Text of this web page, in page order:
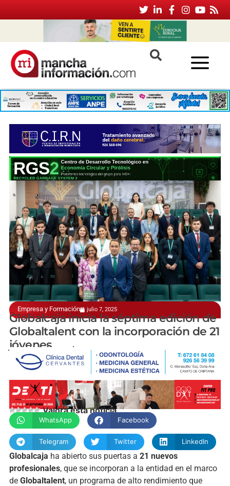
Empresa y Formación julio 7, 2025
Programa de formación de alta capacitación
Globalcaja inicia la séptima edición de
Globaltalent con la incorporación de 21
jóvenes
manchainformacion.com
Valora esta noticia
WhatsApp Facebook
Telegram Twitter LinkedIn
Globalcaja ha abierto sus puertas a 21 nuevos
profesionales, que se incorporan a la entidad en el marco
de Globaltalent, un programa de alto rendimiento que